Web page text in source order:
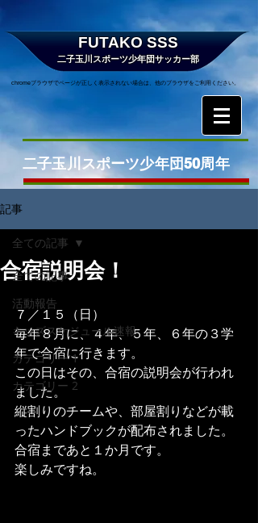
FUTAKO SSS
二子玉川スポーツ少年団サッカー部
chromeブラウザでページが正しく表示されない場合は、他のブラウザをご利用ください。
二子玉川スポーツ少年団50周年
記事
全ての記事
活動報告
キッズスケジュール速報
カテゴリー 1
カテゴリー 2
全ての記事
合宿説明会！
７／１５（日）
毎年８月に、４年、５年、６年の３学
年で合宿に行きます。
この日はその、合宿の説明会が行われ
ました。
縦割りのチームや、部屋割りなどが載
ったハンドブックが配布されました。
合宿まであと１か月です。
楽しみですね。